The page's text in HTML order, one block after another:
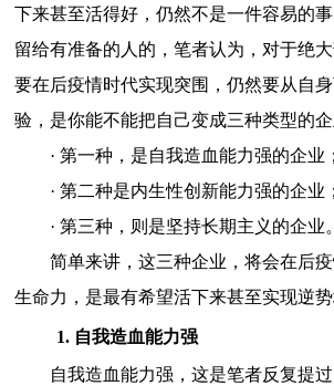
下来甚至活得好，仍然不是一件容易的
留给有准备的人的，笔者认为，对于绝
要在后疫情时代实现突围，仍然要从自
验，是你能不能把自己变成三种类型的企
· 第一种，是自我造血能力强的企业；
· 第二种是内生性创新能力强的企业；
· 第三种，则是坚持长期主义的企业。
简单来讲，这三种企业，将会在后
生命力，是最有希望活下来甚至实现逆势
1. 自我造血能力强
自我造血能力强，这是笔者反复提